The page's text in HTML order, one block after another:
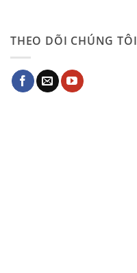
THEO DÕI CHÚNG TÔI